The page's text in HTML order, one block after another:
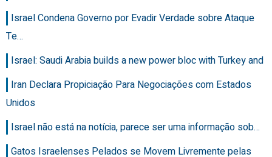
Israel Condena Governo por Evadir Verdade sobre Ataque
Te…
Israel: Saudi Arabia builds a new power bloc with Turkey and
Iran Declara Propiciação Para Negociações com Estados
Unidos
Israel não está na notícia, parece ser uma informação sob…
Gatos Israelenses Pelados se Movem Livremente pelas